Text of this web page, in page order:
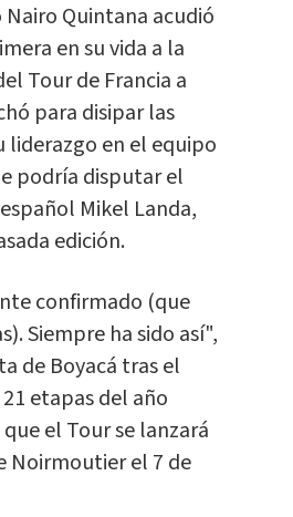
Quintana acudió
en su vida a la
Tour de Francia a
para disipar las
liderazgo en el equipo
podría disputar el
Mikel Landa,
edición.
confirmado (que
Siempre ha sido así",
de Boyacá tras el
etapas del año
el Tour se lanzará
Noirmoutier el 7 de